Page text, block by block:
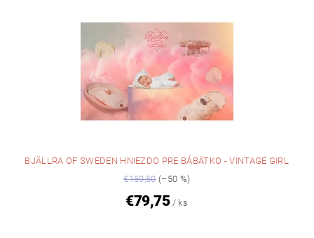
BJÄLLRA OF SWEDEN HNIEZDO PRE BÁBÄTKO - VINTAGE GIRL
€159,50(–50 %)
€79,75 / ks